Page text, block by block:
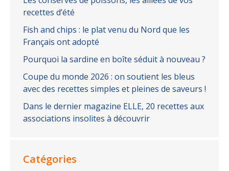
recettes d’été
Fish and chips : le plat venu du Nord que les
Français ont adopté
Pourquoi la sardine en boîte séduit à nouveau ?
Coupe du monde 2026 : on soutient les bleus
avec des recettes simples et pleines de saveurs !
Dans le dernier magazine ELLE, 20 recettes aux
associations insolites à découvrir
Catégories